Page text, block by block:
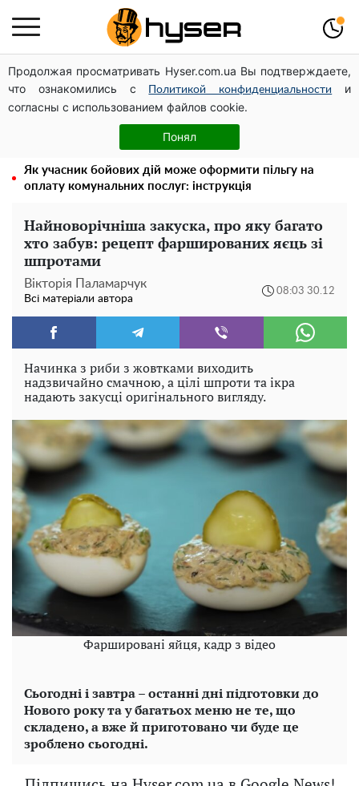
Продолжая просматривать Hyser.com.ua Вы подтверждаете,
что ознакомились с
Политикой конфиденциальности
и
согласны с использованием файлов cookie.
Понял
Олена Тополя злив відео – це далеко не все: фронтмен
"Антитіла" Тарас Тополя став наступним
Таку смакоту ви відкриватимете банку за банкою:
рецепт помідорів дольками з цибулею та олією на
Як учасник бойових дій може оформити пільгу на
оплату комунальних послуг: інструкція
Найноворічніша закуска, про яку багато
хто забув: рецепт фаршированих яєць зі
шпротами
Вікторія Паламарчук
Всі матеріали автора
08:03 30.12
Начинка з риби з жовтками виходить
надзвичайно смачною, а цілі шпроти та ікра
надають закусці оригінального вигляду.
Фаршировані яйця, кадр з відео
Сьогодні і завтра – останні дні підготовки до
Нового року та у багатьох меню не те, що
складено, а вже й приготовано чи буде це
зроблено сьогодні.